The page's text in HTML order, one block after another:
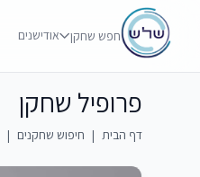
חפש שחקן אודישנים
פרופיל שחקן
דף הבית | חיפוש שחקנים |